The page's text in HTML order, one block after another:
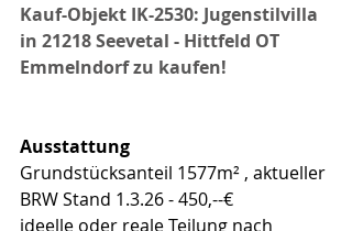
Kauf-Objekt IK-2530: Jugenstilvilla
in 21218 Seevetal - Hittfeld OT
Emmelndorf zu kaufen!
Ausstattung
Grundstücksanteil 1577m² , aktueller
BRW Stand 1.3.26 - 450,--€
ideelle oder reale Teilung nach